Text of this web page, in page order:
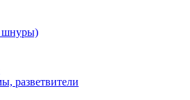
шнуры)
разветвители